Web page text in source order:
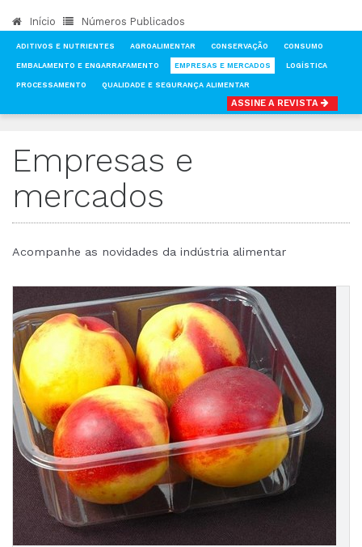
Início Números Publicados
ADITIVOS E NUTRIENTES AGROALIMENTAR CONSERVAÇÃO CONSUMO
EMBALAMENTO E ENGARRAFAMENTO EMPRESAS E MERCADOS LOGÍSTICA
PROCESSAMENTO QUALIDADE E SEGURANÇA ALIMENTAR
ASSINE A REVISTA
Empresas e
mercados
Acompanhe as novidades da indústria alimentar